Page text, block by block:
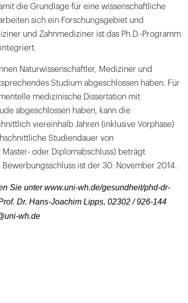
die Grundlage für eine wissenschaftliche
sich ein Forschungsgebiet und
und Zahnmediziner ist das Ph.D.-Programm
Naturwissenschaftler, Mediziner und
Studium abgeschlossen haben. Für
medizinische Dissertation mit
abgeschlossen haben, kann die
viereinhalb Jahren (inklusive Vorphase)
Studiendauer von
Master- oder Diplomabschluss) beträgt
ist der 30. November 2014.
Sie unter www.uni-wh.de/gesundheit/phd-dr-
Dr. Hans-Joachim Lipps, 02302 / 926-144
wh.de